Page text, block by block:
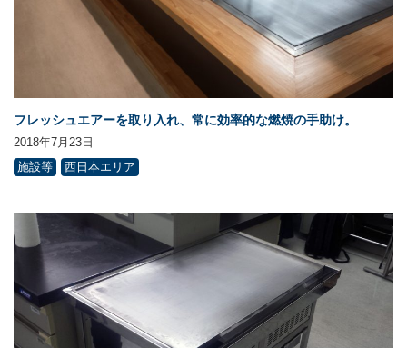
フレッシュエアーを取り入れ、常に効率的な燃焼の手助け。
2018年7月23日
施設等
西日本エリア